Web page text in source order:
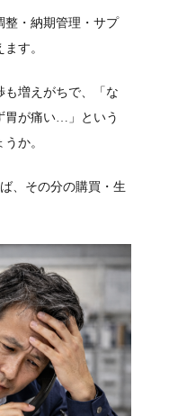
・納期管理・サプ
す。
増えがちで、「な
胃が痛い…」という
か。
、その分の購買・生